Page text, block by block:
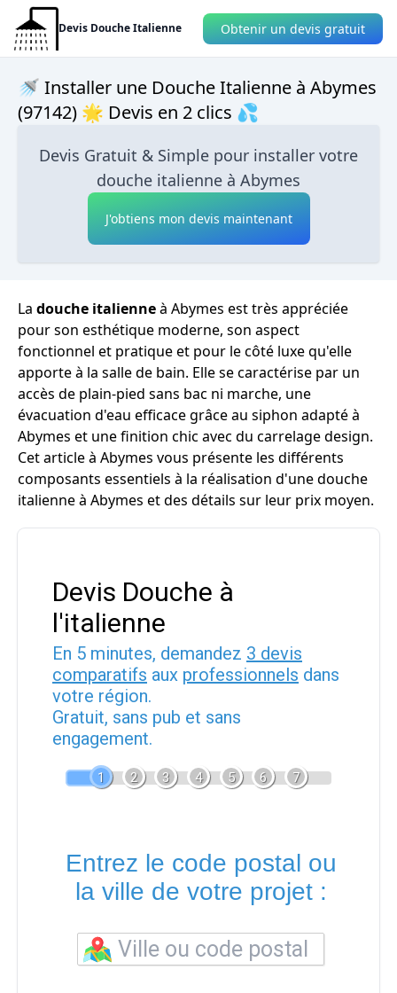
Devis Douche Italienne Obtenir un devis gratuit
🚿 Installer une Douche Italienne à Abymes
(97142) 🌟 Devis en 2 clics 💦
Devis Gratuit & Simple pour installer votre
douche italienne à Abymes
J'obtiens mon devis maintenant
La douche italienneà Abymes est très appréciée
pour son esthétique moderne, son aspect
fonctionnel et pratique et pour le côté luxe qu'elle
apporte à la salle de bain. Elle se caractérise par un
accès de plain-pied sans bac ni marche, une
évacuation d'eau efficace grâce au siphon adapté à
Abymes et une finition chic avec du carrelage design.
Cet article à Abymes vous présente les différents
composants essentiels à la réalisation d'une douche
italienne à Abymes et des détails sur leur prix moyen.
Devis Douche à
l'italienne
En 5 minutes, demandez 3 devis
comparatifs aux professionnels dans
votre région.
Gratuit, sans pub et sans
engagement.
1 2 3 4 5 6 7
Entrez le code postal ou
la ville de votre projet :